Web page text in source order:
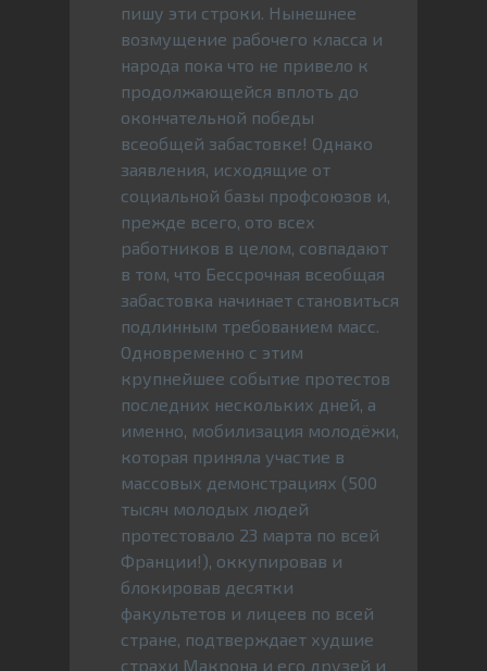
пишу эти строки. Нынешнее
возмущение рабочего класса и
народа пока что не привело к
продолжающейся вплоть до
окончательной победы
всеобщей забастовке! Однако
заявления, исходящие от
социальной базы профсоюзов и,
прежде всего, ото всех
работников в целом, совпадают
в том, что Бессрочная всеобщая
забастовка начинает становиться
подлинным требованием масс.
Одновременно с этим
крупнейшее событие протестов
последних нескольких дней, а
именно, мобилизация молодёжи,
которая приняла участие в
массовых демонстрациях (500
тысяч молодых людей
протестовало 23 марта по всей
Франции!), оккупировав и
блокировав десятки
факультетов и лицеев по всей
стране, подтверждает худшие
страхи Макрона и его друзей и